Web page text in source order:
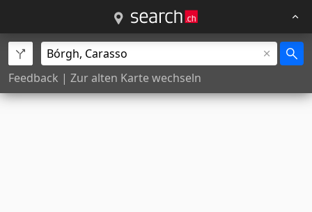
Feedback | Zur alten Karte wechseln